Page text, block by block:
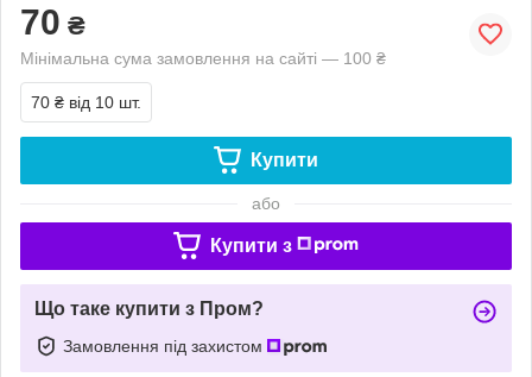
70 ₴
Мінімальна сума замовлення на сайті — 100 ₴
70 ₴ від 10 шт.
Купити
або
Купити з
Що таке купити з Пром?
Замовлення під захистом